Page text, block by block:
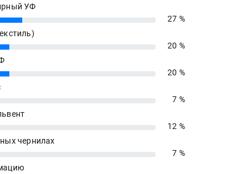
УФ
27 %
20 %
20 %
7 %
12 %
чернилах
7 %